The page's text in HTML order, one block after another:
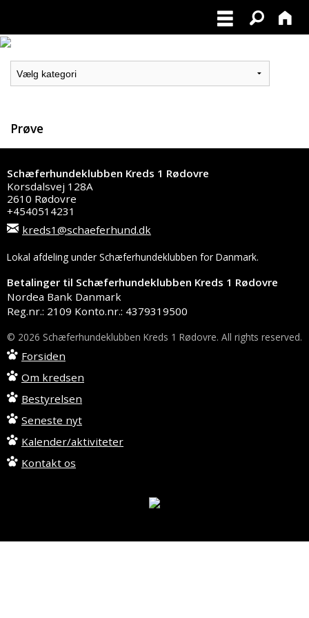
Prøve
Schæferhundeklubben Kreds 1 Rødovre
Korsdalsvej 128A
2610 Rødovre
+4540514231
kreds1@schaeferhund.dk
Lokal afdeling under Schæferhundeklubben for Danmark.
Betalinger til Schæferhundeklubben Kreds 1 Rødovre
Nordea Bank Danmark
Reg.nr.: 2109 Konto.nr.: 4379319500
© 2026 Schæferhundeklubben Kreds 1 Rødovre. All rights reserved.
Forsiden
Om kredsen
Bestyrelsen
Seneste nyt
Kalender/aktiviteter
Kontakt os